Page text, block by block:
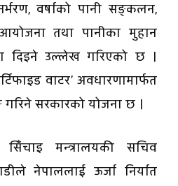
वर्षाको पानी सङ्कलन,
तथा पानीका मुहान
दिइने उल्लेख गरिएको छ ।
वाटर’ अवधारणामार्फत
गरिने सरकारको योजना छ ।
मन्त्रालयकी सचिव
नेपाललाई ऊर्जा निर्यात